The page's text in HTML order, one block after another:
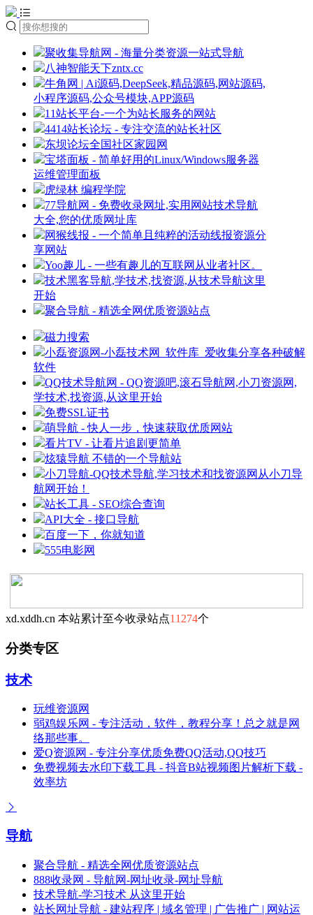
聚收集导航网 - 海量分类资源一站式导航
八神智能天下zntx.cc
牛角网 | Ai源码,DeepSeek,精品源码,网站源码,
小程序源码,公众号模块,APP源码
11站长平台-一个为站长服务的网站
4414站长论坛 - 专注交流的站长社区
东坝论坛全国社区家园网
宝塔面板 - 简单好用的Linux/Windows服务器
运维管理面板
虎绿林 编程学院
77导航网 - 免费收录网址,实用网站技术导航
大全,您的优质网址库
网猴线报 - 一个简单且纯粹的活动线报资源分
享网站
Yoo趣儿 - 一些有趣儿的互联网从业者社区。
技术黑客导航,学技术,找资源,从技术导航这里
开始
聚合导航 - 精选全网优质资源站点
磁力搜索
小磊资源网-小磊技术网_软件库_爱收集分享各种破解
软件
QQ技术导航网 - QQ资源吧,滚石导航网,小刀资源网,
学技术,找资源,从这里开始
免费SSL证书
萌导航 - 快人一步，快速获取优质网站
看片TV - 让看片追剧更简单
炫猿导航 不错的一个导航站
小刀导航-QQ技术导航,学习技术和找资源网从小刀导
航网开始！
站长工具 - SEO综合查询
API大全 - 接口导航
百度一下，你就知道
555电影网
xd.xddh.cn 本站累计至今收录站点11274个
分类专区
技术
玩维资源网
弱鸡娱乐网 - 专注活动，软件，教程分享！总之就是网
络那些事。
爱Q资源网 - 专注分享优质免费QQ活动,QQ技巧
免费视频去水印下载工具 - 抖音B站视频图片解析下载 -
效率坊
导航
聚合导航 - 精选全网优质资源站点
888收录网 - 导航网-网址收录-网址导航
技术导航-学习技术 从这里开始
站长网址导航 - 建站程序 | 域名管理 | 广告推广 | 网站运